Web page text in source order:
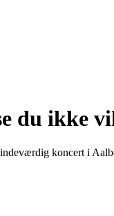
du ikke
koncert i